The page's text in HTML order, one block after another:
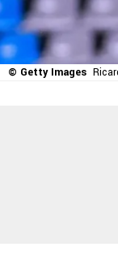
© Getty Images